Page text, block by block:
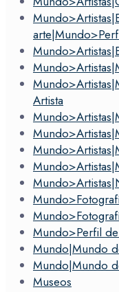
Artista
Mundo>Perfil
Mundo|Mundo
Mundo|Mundo
Museos